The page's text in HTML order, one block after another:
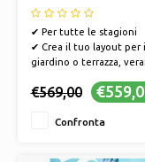
Sezione angolare
✔ Per tutte le stagioni
✔ Crea il tuo layout per
giardino o terrazza,
✔ Composizione
di facile manutenzione
€569,00
Confronta